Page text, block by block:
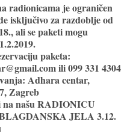
radionicama je ograničen
isključivo za razdoblje od
ali se paketi mogu
paketa:
ili 099 331 4304
Adhara centar,
Zagreb
na našu RADIONICU
JELA 3.12.